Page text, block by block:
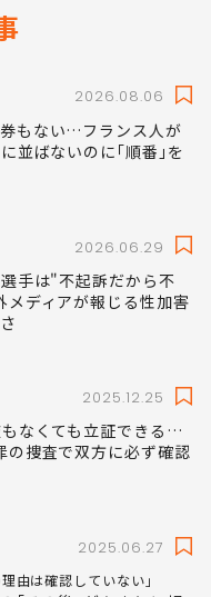
2026.08.06
もない…フランス人が
並ばないのに｢順番｣を
2026.06.29
手は"不起訴だから不
ディアが報じる性加害
2025.12.25
なくても立証できる…
の捜査で双方に必ず確認
2025.06.27
由は確認していない｣